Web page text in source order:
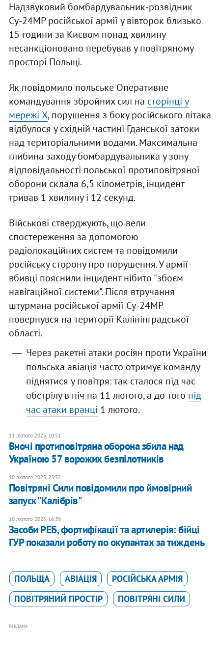
Надзвуковий бомбардувальник-розвідник
Су-24МР російської армії у вівторок близько
15 години за Києвом понад хвилину
несанкціоновано перебував у повітряному
просторі Польщі.
Як повідомило польське Оперативне
командування збройних сил на сторінці у
мережі X, порушення з боку російського літака
відбулося у східній частині Гданської затоки
над територіальними водами. Максимальна
глибина заходу бомбардувальника у зону
відповідальності польської протиповітряної
оборони склала 6,5 кілометрів, інцидент
тривав 1 хвилину і 12 секунд.
Військові стверджують, що вели
спостереження за допомогою
радіолокаційних систем та повідомили
російську сторону про порушення. У армії-
вбивці пояснили інцидент нібито "збоєм
навігаційної системи". Після втручання
штурмана російської армії Су-24МР
повернувся на території Калінінградської
області.
Через ракетні атаки росіян проти України
польська авіація часто отримує команду
піднятися у повітря: так сталося під час
обстрілу в ніч на 11 лютого, а до того під
час атаки вранці 1 лютого.
11 лютого 2025, 10:51
Вночі протиповітряна оборона збила над
Україною 57 ворожих безпілотників
10 лютого 2025, 23:52
Повітряні Сили повідомили про ймовірний
запуск "Калібрів"
10 лютого 2025, 16:39
Засоби РЕБ, фортифікації та артилерія: бійці
ГУР показали роботу по окупантах за тиждень
ПОЛЬЩА АВІАЦІЯ
РОСІЙСЬКА АРМІЯ
ПОВІТРЯНИЙ ПРОСТІР
ПОВІТРЯНІ СИЛИ
РЕКЛАМА